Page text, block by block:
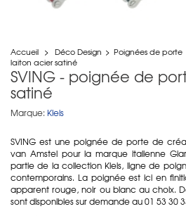
Accueil > Déco Design > Poignées de porte
laiton acier satiné
SVING - poignée de
satiné
Marque: Kleis
SVING est une poignée de porte de
van Amstel pour la marque italienne
partie de la collection Kleis, ligne de
contemporains. La poignée est ici en
apparent rouge, noir ou blanc au choix.
sont disponibles sur demande au 01 53 30